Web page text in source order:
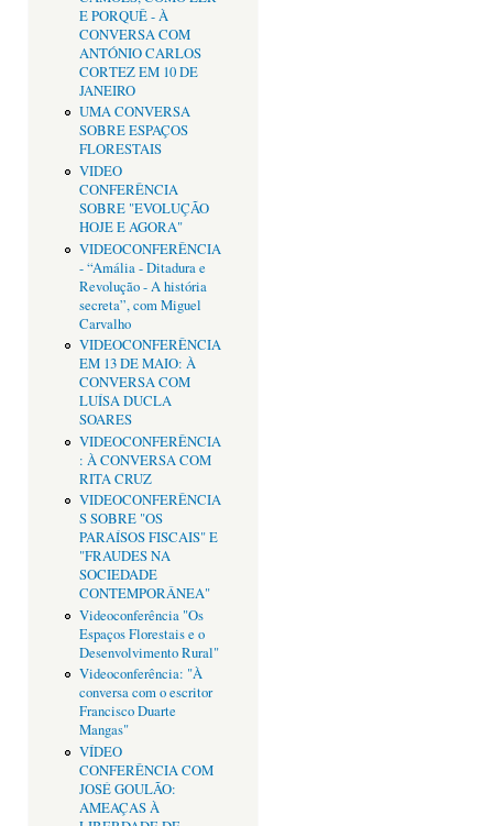
E PORQUÊ - À
CONVERSA COM
ANTÓNIO CARLOS
CORTEZ EM 10 DE
JANEIRO
UMA CONVERSA
SOBRE ESPAÇOS
FLORESTAIS
VIDEO
CONFERÊNCIA
SOBRE "EVOLUÇÃO
HOJE E AGORA"
VIDEOCONFERÊNCIA
- “Amália - Ditadura e
Revolução - A história
secreta”, com Miguel
Carvalho
VIDEOCONFERÊNCIA
EM 13 DE MAIO: À
CONVERSA COM
LUÍSA DUCLA
SOARES
VIDEOCONFERÊNCIA
: À CONVERSA COM
RITA CRUZ
VIDEOCONFERÊNCIA
S SOBRE "OS
PARAÍSOS FISCAIS" E
"FRAUDES NA
SOCIEDADE
CONTEMPORÂNEA"
Videoconferência "Os
Espaços Florestais e o
Desenvolvimento Rural"
Videoconferência: "À
conversa com o escritor
Francisco Duarte
Mangas"
VÍDEO
CONFERÊNCIA COM
JOSÉ GOULÃO:
AMEAÇAS À